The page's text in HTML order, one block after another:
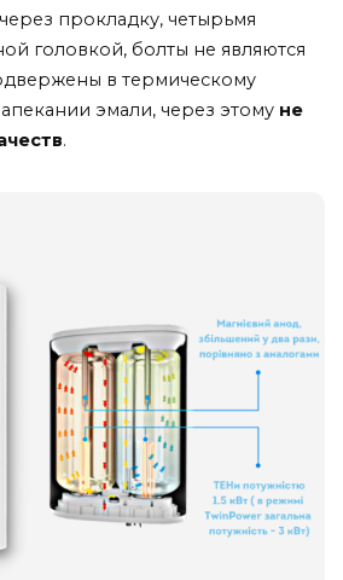
через прокладку, четырьмя
головкой, болты не являются
в термическому
эмали, через этому не
.